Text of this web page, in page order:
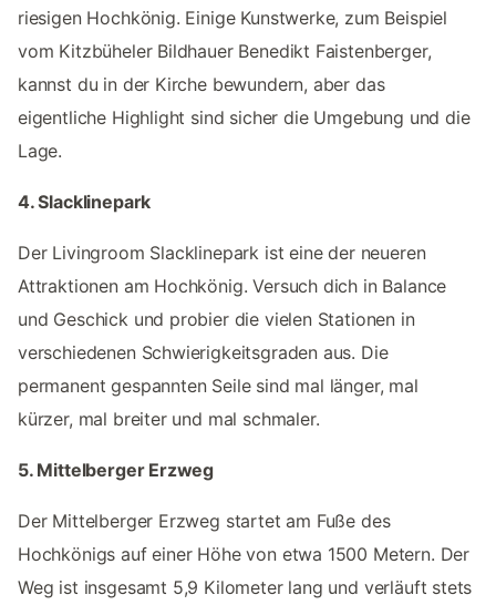
riesigen Hochkönig. Einige Kunstwerke, zum Beispiel
vom Kitzbüheler Bildhauer Benedikt Faistenberger,
kannst du in der Kirche bewundern, aber das
eigentliche Highlight sind sicher die Umgebung und die
Lage.
4. Slacklinepark
Der Livingroom Slacklinepark ist eine der neueren
Attraktionen am Hochkönig. Versuch dich in Balance
und Geschick und probier die vielen Stationen in
verschiedenen Schwierigkeitsgraden aus. Die
permanent gespannten Seile sind mal länger, mal
kürzer, mal breiter und mal schmaler.
5. Mittelberger Erzweg
Der Mittelberger Erzweg startet am Fuße des
Hochkönigs auf einer Höhe von etwa 1500 Metern. Der
Weg ist insgesamt 5,9 Kilometer lang und verläuft stets